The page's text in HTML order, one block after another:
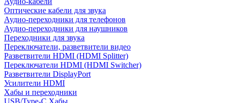
Оптические кабели для звука
Аудио-переходники для телефонов
Аудио-переходники для наушников
Переходники для звука
Переключатели, разветвители видео
Разветвители HDMI (HDMI Splitter)
Переключатели HDMI (HDMI Switcher)
Разветвители DisplayPort
Усилители HDMI
Хабы и переходники
USB/Type-C Хабы